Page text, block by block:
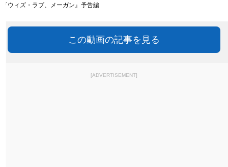
『ウィズ・ラブ、メーガン』予告編
この動画の記事を見る
[ADVERTISEMENT]